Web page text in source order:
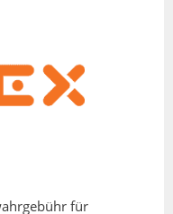
für